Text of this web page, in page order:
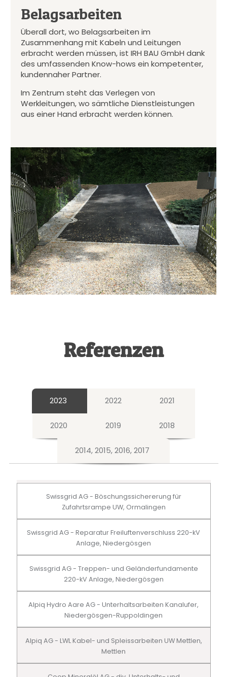
Belagsarbeiten
Überall dort, wo Belagsarbeiten im
Zusammenhang mit Kabeln und Leitungen
erbracht werden müssen, ist IRH BAU GmbH dank
des umfassenden Know-hows ein kompetenter,
kundennaher Partner.
Im Zentrum steht das Verlegen von
Werkleitungen, wo sämtliche Dienstleistungen
aus einer Hand erbracht werden können.
Referenzen
2023 2022 2021
2020 2019 2018
2014, 2015, 2016, 2017
Swissgrid AG - Böschungssichererung für
Zufahrtsrampe UW, Ormalingen
Swissgrid AG - Reparatur Freiluftenverschluss 220-kV
Anlage, Niedergösgen
Swissgrid AG - Treppen- und Geländerfundamente
220-kV Anlage, Niedergösgen
Alpiq Hydro Aare AG - Unterhaltsarbeiten Kanalufer,
Niedergösgen-Ruppoldingen
Alpiq AG - LWL Kabel- und Spleissarbeiten UW Mettlen,
Mettlen